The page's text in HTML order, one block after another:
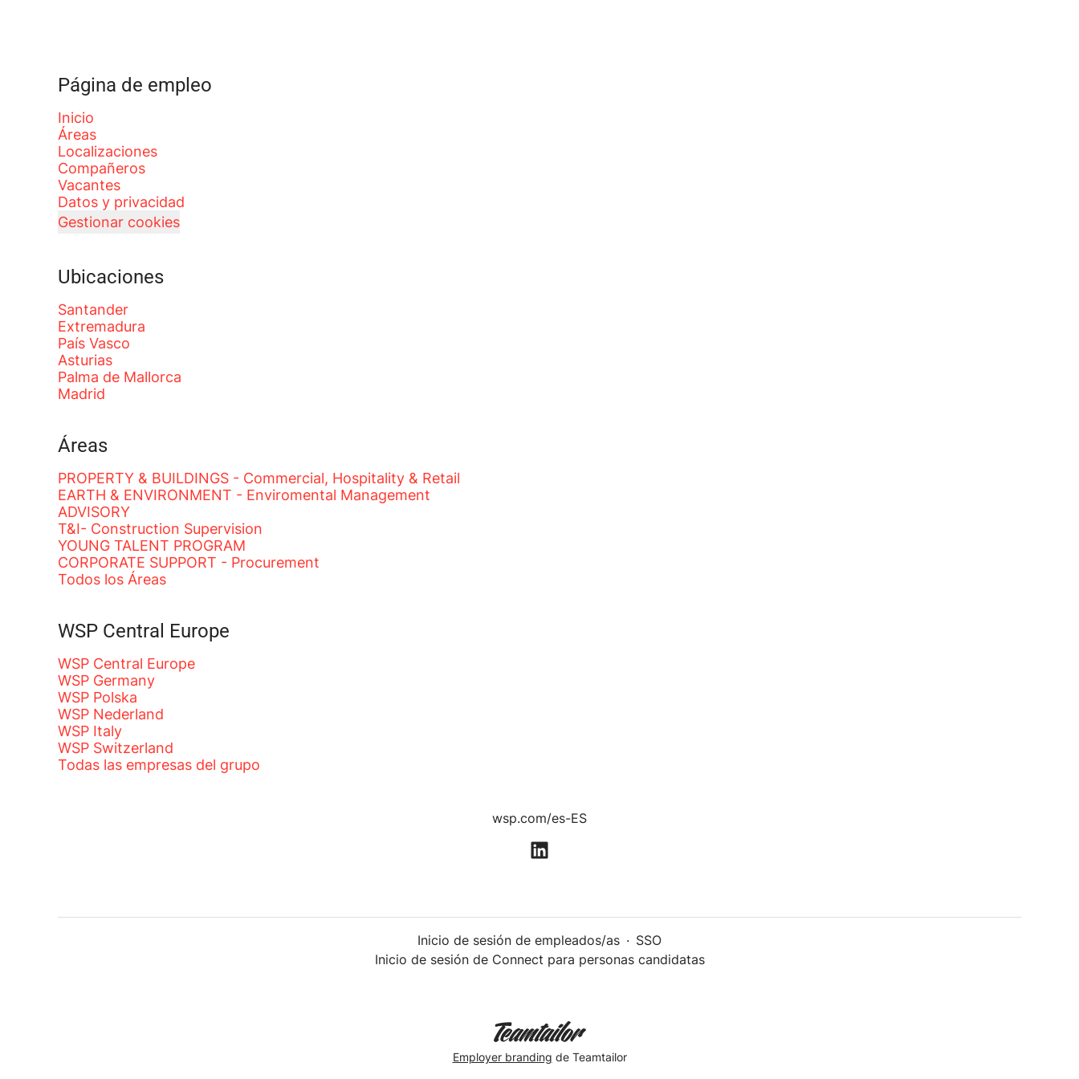
Página de empleo
Inicio
Áreas
Localizaciones
Compañeros
Vacantes
Datos y privacidad
Gestionar cookies
Ubicaciones
Santander
Extremadura
País Vasco
Asturias
Palma de Mallorca
Madrid
Áreas
PROPERTY & BUILDINGS - Commercial, Hospitality & Retail
EARTH & ENVIRONMENT - Enviromental Management
ADVISORY
T&I- Construction Supervision
YOUNG TALENT PROGRAM
CORPORATE SUPPORT - Procurement
Todos los Áreas
WSP Central Europe
WSP Central Europe
WSP Germany
WSP Polska
WSP Nederland
WSP Italy
WSP Switzerland
Todas las empresas del grupo
wsp.com/es-ES
Inicio de sesión de empleados/as · SSO
Inicio de sesión de Connect para personas candidatas
Employer branding de Teamtailor